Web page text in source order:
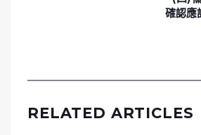
確認應
RELATED ARTICLES